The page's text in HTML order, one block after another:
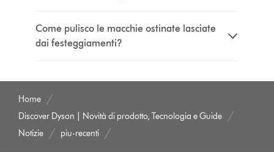
Come pulisco le macchie ostinate lasciate
dai festeggiamenti?
Home
Discover Dyson | Novità di prodotto, Tecnologia e Guide
Notizie
piu-recenti